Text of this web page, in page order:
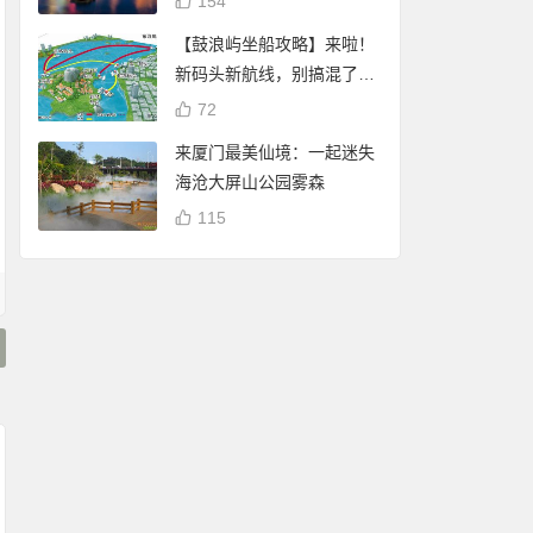
【鼓浪屿坐船攻略】来啦！
新码头新航线，别搞混了
哦！72
来厦门最美仙境：一起迷失
海沧大屏山公园雾森
115